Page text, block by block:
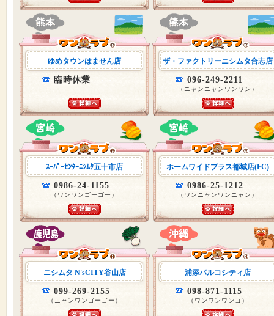
ゆめタウンはません店
臨時休業
ザ・ファクトリーニシムタ合志店
096-249-2211
（ニャンニャンワンワン）
ｽｰﾊﾟｰｾﾝﾀｰﾆｼﾑﾀ五十市店
0986-24-1155
（ワンワンゴーゴー）
ホームワイドプラス都城店(FC)
0986-25-1212
（ワンニャンワンニャン）
ニシムタ N'sCITY谷山店
099-269-2155
（ニャンワンゴーゴー）
浦添パルコシティ店
098-871-1115
（ワンワンワンコ）